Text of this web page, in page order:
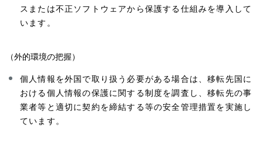
スまたは不正ソフトウェアから保護する仕組みを導入して
います。
（外的環境の把握）
個人情報を外国で取り扱う必要がある場合は、移転先国に
おける個人情報の保護に関する制度を調査し、移転先の事
業者等と適切に契約を締結する等の安全管理措置を実施し
ています。